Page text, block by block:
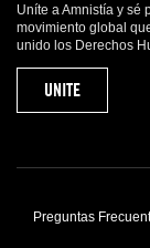
Uníte a Amnistía y sé
movimiento global
unido los Derechos
UNITE
Preguntas